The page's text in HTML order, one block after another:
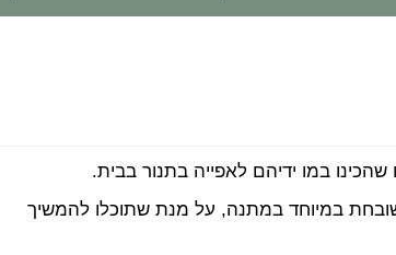
במו ידיהם לאפייה בתנור בבית.
במיוחד במתנה, על מנת שתוכלו להמשיך